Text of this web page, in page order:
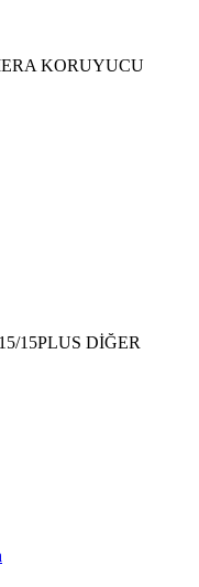
KORUYUCU
15PLUS DİĞER